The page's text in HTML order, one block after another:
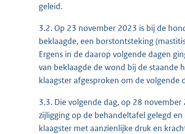
geleid.
3.2. Op 23 november 2023 is bij de
beklaagde, een borstontsteking
Ergens in de daarop volgende dagen
van beklaagde de wond bij de staande
klaagster afgesproken om de
3.3. Die volgende dag, op 28
zijligging op de behandeltafel gelegd
klaagster met aanzienlijke druk en